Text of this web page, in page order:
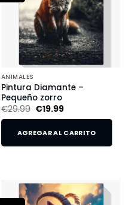
ANIMALES
Pintura Diamante –
Pequeño zorro
€29.99 €19.99
AGREGAR AL CARRITO